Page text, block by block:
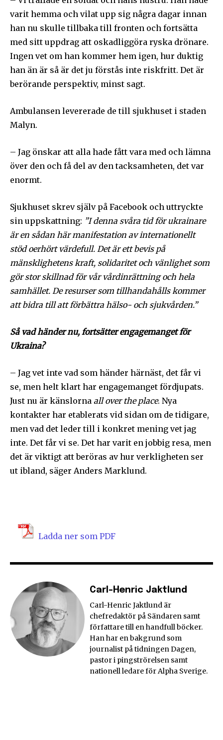
varit hemma och vilat upp sig några dagar innan
han nu skulle tillbaka till fronten och fortsätta
med sitt uppdrag att oskadliggöra ryska drönare.
Ingen vet om han kommer hem igen, hur duktig
han än är så är det ju förstås inte riskfritt. Det är
berörande perspektiv, minst sagt.
Ambulansen levererade de till sjukhuset i staden
Malyn.
– Jag önskar att alla hade fått vara med och lämna
över den och få del av den tacksamheten, det var
enormt.
Sjukhuset skrev själv på Facebook och uttryckte
sin uppskattning: ”I denna svåra tid för ukrainare
är en sådan här manifestation av internationellt
stöd oerhört värdefull. Det är ett bevis på
mänsklighetens kraft, solidaritet och vänlighet som
gör stor skillnad för vår vårdinrättning och hela
samhället. De resurser som tillhandahålls kommer
att bidra till att förbättra hälso- och sjukvården.”
Så vad händer nu, fortsätter engagemanget för
Ukraina?
– Jag vet inte vad som händer härnäst, det får vi
se, men helt klart har engagemanget fördjupats.
Just nu är känslorna all over the place. Nya
kontakter har etablerats vid sidan om de tidigare,
men vad det leder till i konkret mening vet jag
inte. Det får vi se. Det har varit en jobbig resa, men
det är viktigt att beröras av hur verkligheten ser
ut ibland, säger Anders Marklund.
Ladda ner som PDF
Carl-Henric Jaktlund
Carl-Henric Jaktlund är
chefredaktör på Sändaren samt
författare till en handfull böcker.
Han har en bakgrund som
journalist på tidningen Dagen,
pastor i pingströrelsen samt
nationell ledare för Alpha Sverige.